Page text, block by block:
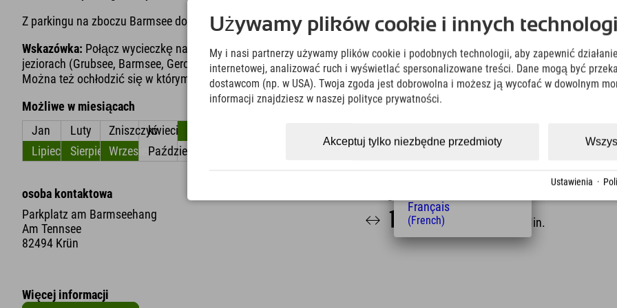
Z parkingu na zboczu Barmsee do Grubsee można dotrzeć w mniej niż 10 minut ;)
Wskazówka: Połącz wycieczkę nad jezioro z pieszą wędrówką. Najpierw odbędzie się wycieczka po trzech
jeziorach (Grubsee, Barmsee, Geroldsee), a następnie będziesz mógł cieszyć się idealnym ochłodzeniem.
Można też ochłodzić się w którymś z trzech jezior.
Możliwe w miesiącach
Jan
Luty Zniszczyćkwiecień
Lipiec
SierpieńWrzesieńPaździernikListopad
osoba kontaktowa
Parkplatz am Barmseehang
Am Tennsee
82494 Krün
17.3 km Min.
Więcej informacji
Używamy plików cookie i innych
My i nasi partnerzy używamy plików cookie i podobnych technologii, aby zapewnić
internetowej, analizować ruch i wyświetlać spersonalizowane treści. Dane mogą być
dostawcom (np. w USA). Twoja zgoda jest dobrowolna i możesz ją wycofać w dowolnym
informacji znajdziesz w naszej polityce prywatności.
Akceptuj tylko niezbędne przedmioty
Ustawienia ·
Deutsch
(German)
(English)
Italiano
(Italian)
Čeština
(Polish)
Magyar
Français
(French)